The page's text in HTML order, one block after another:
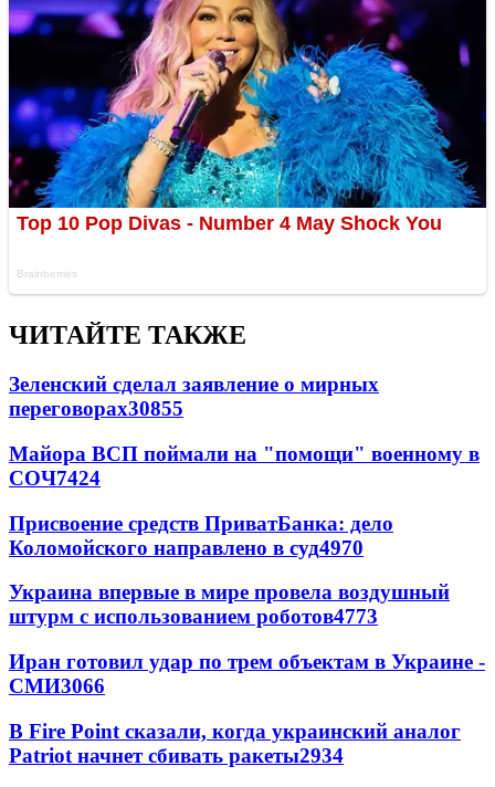
ЧИТАЙТЕ ТАКЖЕ
Зеленский сделал заявление о мирных
переговорах30855
Майора ВСП поймали на "помощи" военному в
СОЧ7424
Присвоение средств ПриватБанка: дело
Коломойского направлено в суд4970
Украина впервые в мире провела воздушный
штурм с использованием роботов4773
Иран готовил удар по трем объектам в Украине -
СМИ3066
В Fire Point сказали, когда украинский аналог
Patriot начнет сбивать ракеты2934